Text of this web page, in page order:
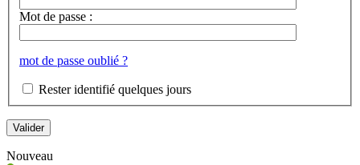
Mot de passe :
mot de passe oublié ?
Rester identifié quelques jours
Nouveau